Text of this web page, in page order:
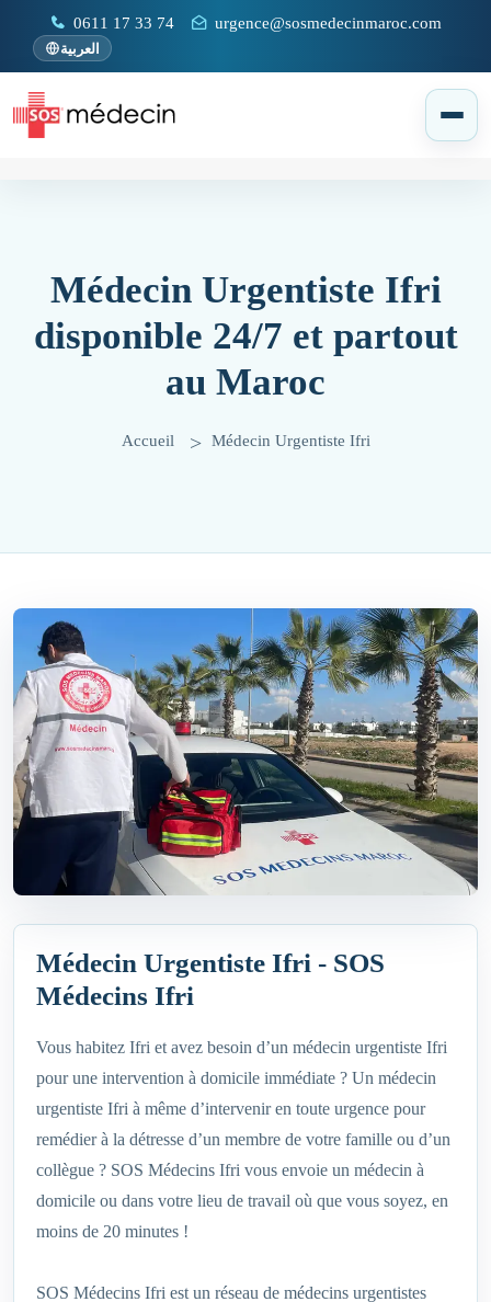
0611 17 33 74 urgence@sosmedecinmaroc.com
العربية
Médecin Urgentiste Ifri
disponible 24/7 et partout
au Maroc
Accueil Médecin Urgentiste Ifri
Médecin Urgentiste Ifri - SOS
Médecins Ifri
Vous habitez Ifri et avez besoin d’un médecin urgentiste Ifri
pour une intervention à domicile immédiate ? Un médecin
urgentiste Ifri à même d’intervenir en toute urgence pour
remédier à la détresse d’un membre de votre famille ou d’un
collègue ? SOS Médecins Ifri vous envoie un médecin à
domicile ou dans votre lieu de travail où que vous soyez, en
moins de 20 minutes !
SOS Médecins Ifri est un réseau de médecins urgentistes